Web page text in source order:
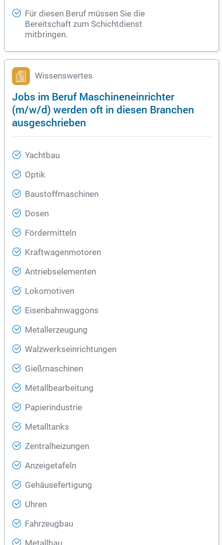
Für diesen Beruf müssen Sie die
Bereitschaft zum Schichtdienst
mitbringen.
Wissenswertes
Jobs im Beruf Maschineneinrichter
(m/w/d) werden oft in diesen Branchen
ausgeschrieben
Yachtbau
Optik
Baustoffmaschinen
Dosen
Fördermitteln
Kraftwagenmotoren
Antriebselementen
Lokomotiven
Eisenbahnwaggons
Metallerzeugung
Walzwerkseinrichtungen
Gießmaschinen
Metallbearbeitung
Papierindustrie
Metalltanks
Zentralheizungen
Anzeigetafeln
Gehäusefertigung
Uhren
Fahrzeugbau